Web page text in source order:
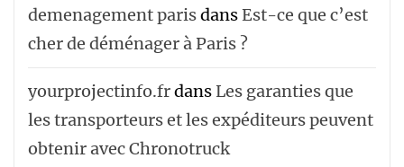
demenagement parisdansEst-ce que c’est
cher de déménager à Paris ?
yourprojectinfo.frdans Les garanties que
les transporteurs et les expéditeurs peuvent
obtenir avec Chronotruck